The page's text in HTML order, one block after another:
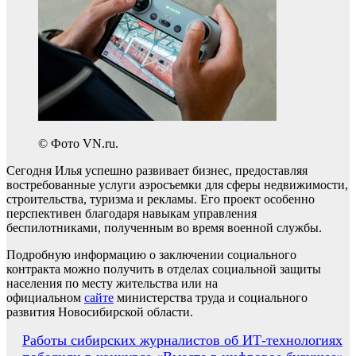
© Фото VN.ru.
Сегодня Илья успешно развивает бизнес, предоставляя
востребованные услуги аэросъемки для сферы недвижимости,
строительства, туризма и рекламы. Его проект особенно
перспективен благодаря навыкам управления
беспилотниками, полученным во время военной службы.
Подробную информацию о заключении социального
контракта можно получить в отделах социальной защиты
населения по месту жительства или на
официальном сайте министерства труда и социального
развития Новосибирской области.
Навигация
Работы сибирских журналистов об ИТ-технологиях